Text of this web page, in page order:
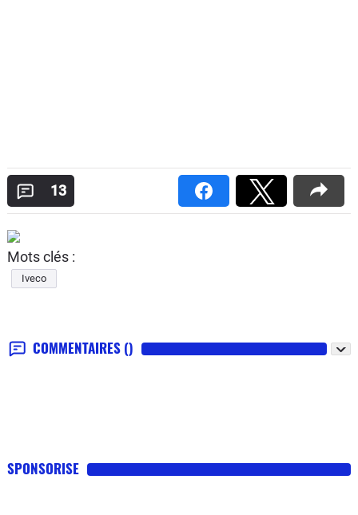
13
Mots clés :
Iveco
COMMENTAIRES ()
SPONSORISE